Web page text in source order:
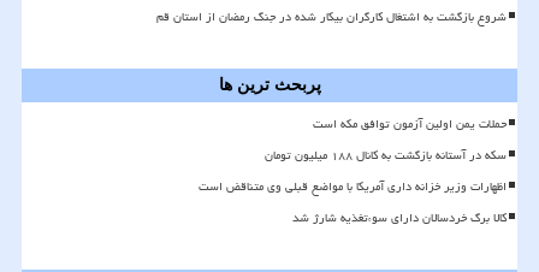
شروع بازگشت به اشتغال کارگران بیکار شده در جنگ رمضان از استان قم
پربحث ترین ها
حملات یمن اولین آزمون توافق مکه است
سکه در آستانه بازگشت به کانال ۱۸۸ میلیون تومان
اظهارات وزیر خزانه داری آمریکا با مواضع قبلی وی متناقض است
کالا برگ خردسالان دارای سوءتغذیه شارژ شد